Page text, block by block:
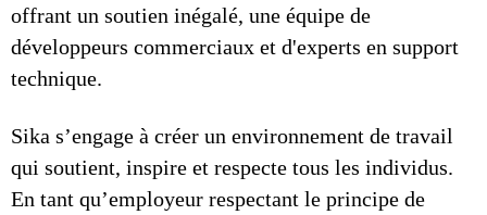
offrant un soutien inégalé, une équipe de
développeurs commerciaux et d'experts en support
technique.
Sika s’engage à créer un environnement de travail
qui soutient, inspire et respecte tous les individus.
En tant qu’employeur respectant le principe de